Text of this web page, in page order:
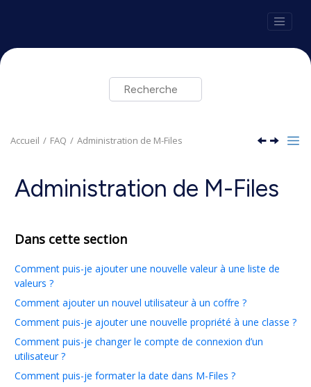
Accueil FAQ Administration de M-Files
Administration de M-Files
Dans cette section
Comment puis-je ajouter une nouvelle valeur à une liste de
valeurs ?
Comment ajouter un nouvel utilisateur à un coffre ?
Comment puis-je ajouter une nouvelle propriété à une classe ?
Comment puis-je changer le compte de connexion d’un
utilisateur ?
Comment puis-je formater la date dans M-Files ?